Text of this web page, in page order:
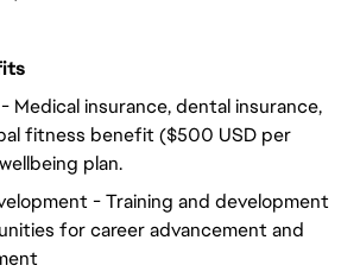
Medical insurance, dental insurance,
fitness benefit ($500 USD per
plan.
- Training and development
for career advancement and